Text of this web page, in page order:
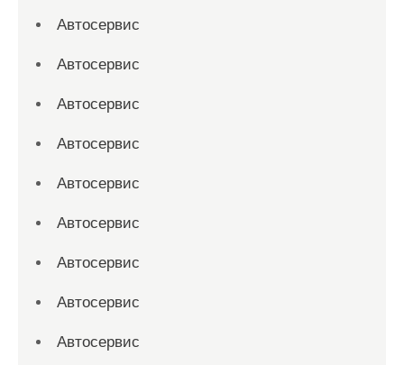
Автосервис
Автосервис
Автосервис
Автосервис
Автосервис
Автосервис
Автосервис
Автосервис
Автосервис